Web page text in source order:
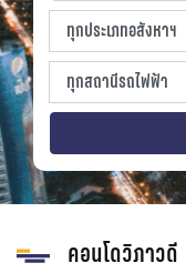
ทุกประเภทอสังหาฯ
ทุกประเภทอสังหาฯ
sproperty
ทุกทำเลที่ตั้ง
ทุกสถานีรถไฟฟ้า
ทุกสถานีรถไฟฟ้า
strain-station
ทุกช่วงราคา
คอนโดวิภาวดี